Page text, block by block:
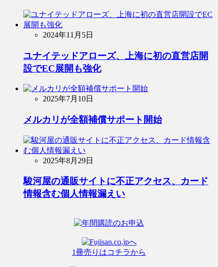
2024年11月5日
ユナイテッドアローズ、上海に初の直営店開
設でEC展開も強化
2025年7月10日
メルカリが全額補償サポート開始
2025年8月29日
駿河屋の通販サイトに不正アクセス、カード
情報含む個人情報漏えい
1冊売りはコチラから